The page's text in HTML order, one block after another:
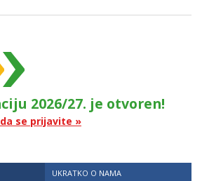
2026/27. je otvoren!
se prijavite »
UKRATKO O NAMA